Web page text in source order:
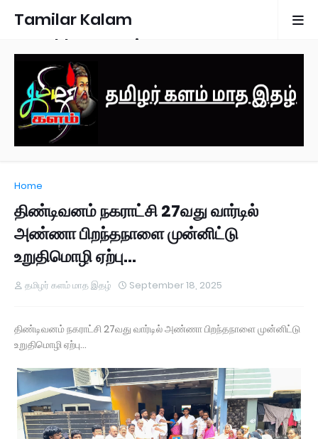
Tamilar Kalam
Monthly Magazine
Home
திண்டிவனம் நகராட்சி 27வது வார்டில்
அண்ணா பிறந்தநாளை முன்னிட்டு
உறுதிமொழி ஏற்பு...
தமிழர் களம் மாத இதழ் September 18, 2025
திண்டிவனம் நகராட்சி 27வது வார்டில் அண்ணா பிறந்தநாளை முன்னிட்டு
உறுதிமொழி ஏற்பு...